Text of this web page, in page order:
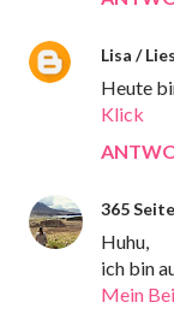
Lisa /
Heute
Klick
365
Huhu,
ich bin
Mein